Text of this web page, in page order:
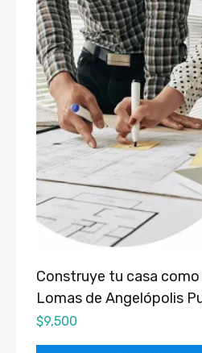
Construye tu casa
Lomas de Angelópolis
$9,500